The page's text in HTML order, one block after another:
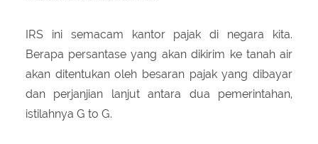
IRS ini semacam kantor pajak di negara kita.
Berapa persantase yang akan dikirim ke tanah air
akan ditentukan oleh besaran pajak yang dibayar
dan perjanjian lanjut antara dua pemerintahan,
istilahnya G to G.